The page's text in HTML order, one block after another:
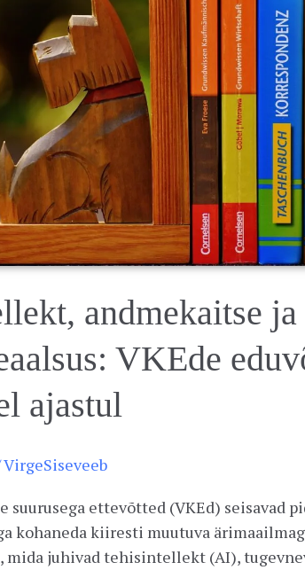
andmekaitse ja
VKEde
ajastul
VirgeSiseveeb
suurusega ettevõtted (VKEd) seisavad
kohaneda kiiresti muutuva
mida juhivad tehisintellekt (AI),